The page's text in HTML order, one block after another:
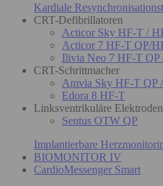
Kardiale
CRT-Defibrillatoren
Acticor Sky HF-T /
Acticor 7 HF-T QP/
Ilivia Neo 7 HF-T QP
CRT-Schrittmacher
Amvia Sky HF-T QP
Edora 8 HF-T
Linksventrikuläre Elektroden
Sentus OTW QP
Implantierbare
BIOMONITOR IV
CardioMessenger Smart